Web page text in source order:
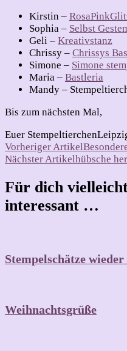
Kirstin –
Sophia – Selbst
Geli – Kreativstanz
Chrissy – Chrissys
Simone – Simone
Maria – Bastleria
Mandy –
Bis zum nächsten Mal,
Euer
Vorheriger Artikel
Nächster Artikelhübsche
Für dich
interessant …
Stempelschätze
Weihnachtsgrüße